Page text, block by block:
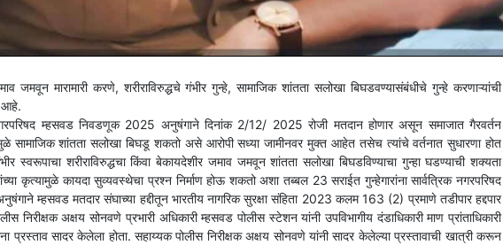
जमवून मारामारी करणे, शरीराविरुद्धचे गंभीर गुन्हे, सामाजिक शांतता सलोखा बिघडवण्यासंबंधीचे गुन्हे करणाऱ्यांची
आहे.
नगरपरिषद म्हसवड निवडणूक 2025 अनुषंगाने दिनांक 2/12/ 2025 रोजी मतदान होणार असून समाजात गैरवर्तन
सामाजिक शांतता सलोखा बिघडू शकतो असे आरोपी सध्या जामीनवर मुक्त आहेत तसेच त्यांचे वर्तनात सुधारणा होत
स्वरूपाचा शरीराविरुद्धचा किंवा बेकायदेशीर जमाव जमवून शांतता सलोखा बिघडविण्याचा गुन्हा घडण्याची शक्यता
कृत्यामुळे कायदा सुव्यवस्थेचा प्रश्न निर्माण होऊ शकतो अशा तब्बल 23 सराईत गुन्हेगारांना सार्वत्रिक नगरपरिषद
म्हसवड मतदार संघाच्या हद्दीतून भारतीय नागरिक सुरक्षा संहिता 2023 कलम 163 (2) प्रमाणे तडीपार हद्दपार
निरीक्षक अक्षय सोनवणे प्रभारी अधिकारी म्हसवड पोलीस स्टेशन यांनी उपविभागीय दंडाधिकारी माण प्रांताधिकारी
प्रस्ताव सादर केलेला होता. सहाय्यक पोलीस निरीक्षक अक्षय सोनवणे यांनी सादर केलेल्या प्रस्तावाची खात्री करून